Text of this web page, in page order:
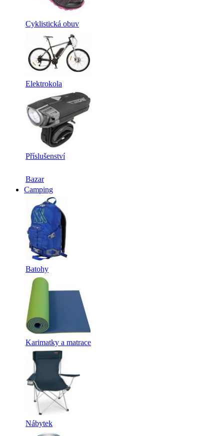
Cyklistická obuv
Elektrokola
Příslušenství
Bazar
Camping
Batohy
Karimatky a matrace
Nábytek